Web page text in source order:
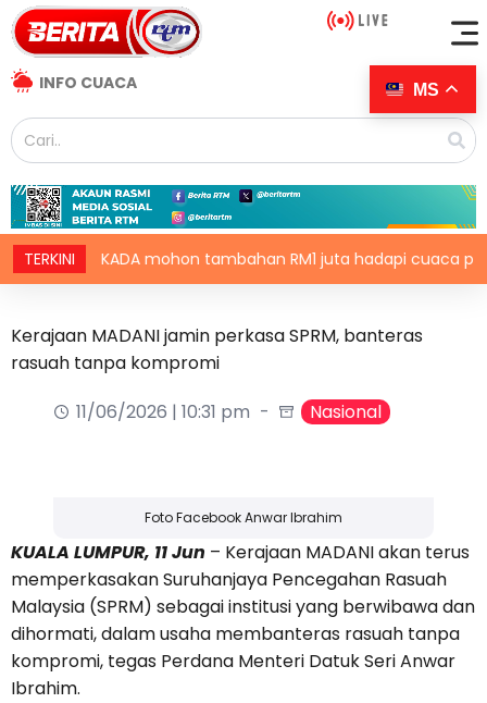
INFO CUACA
TERKINIKADA mohon tambahan RM1 juta hadapi cuaca panas
Kerajaan MADANI jamin perkasa SPRM, banteras
rasuah tanpa kompromi
11/06/2026 | 10:31 pm
Nasional
Foto Facebook Anwar Ibrahim
KUALA LUMPUR, 11 Jun – Kerajaan MADANI akan terus
memperkasakan Suruhanjaya Pencegahan Rasuah
Malaysia (SPRM) sebagai institusi yang berwibawa dan
dihormati, dalam usaha membanteras rasuah tanpa
kompromi, tegas Perdana Menteri Datuk Seri Anwar
Ibrahim.
MS